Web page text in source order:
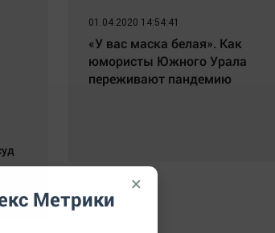
01.04.2020 14:54:41
«У вас маска белая». Как
юмористы Южного Урала
переживают пандемию
×
Метрики